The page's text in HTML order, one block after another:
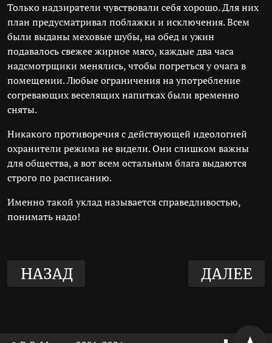
Только надзиратели чувствовали себя хорошо. Для них
план предусматривал поблажки и исключения. Всем
были выданы меховые шубы, на обед и ужин
подавалось свежее жирное мясо, каждые два часа
надсмотрщики менялись, чтобы погреться у очага в
помещении. Любые ограничения на употребление
согревающих веселящих напитках были временно
сняты.
Никакого противоречия с действующей идеологией
охранители режима не видели. Они слишком важны
для общества, а вот всем остальным блага выдаются
строго по расписанию.
Именно такой уклад называется справедливостью,
понимать надо!
НАЗАД ДАЛЕЕ